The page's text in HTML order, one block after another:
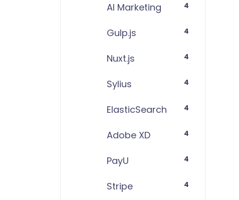
AI Marketing 4
Gulp.js 4
Nuxt.js 4
Sylius 4
ElasticSearch 4
Adobe XD 4
PayU 4
Stripe 4